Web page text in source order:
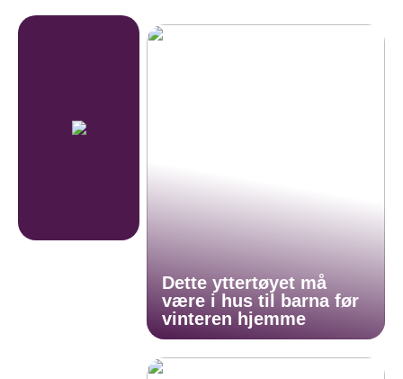
Dette yttertøyet må
være i hus til barna før
vinteren hjemme